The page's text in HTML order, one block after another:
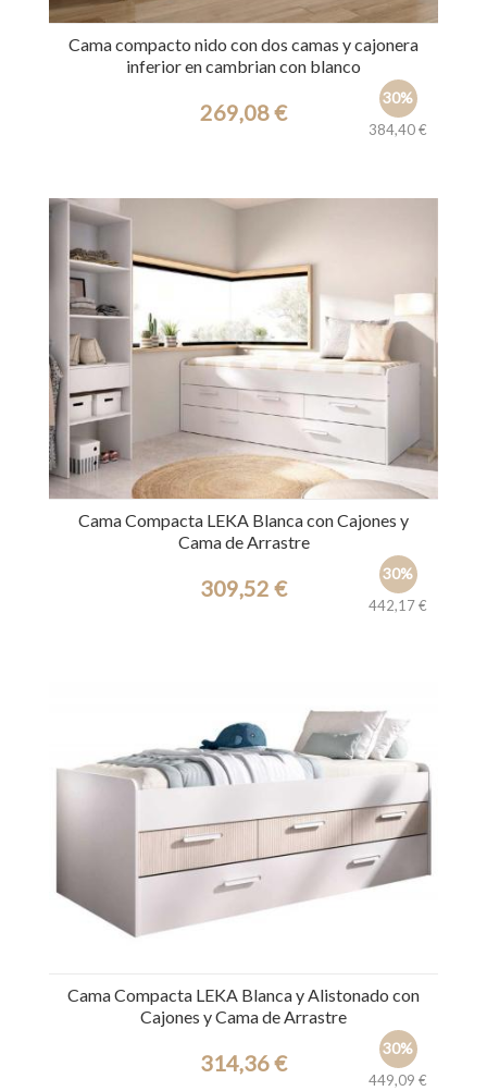
Cama compacto nido con dos camas y cajonera
inferior en cambrian con blanco
30%
384,40 €
269,08 €
Cama Compacta LEKA Blanca con Cajones y
Cama de Arrastre
30%
442,17 €
309,52 €
Cama Compacta LEKA Blanca y Alistonado con
Cajones y Cama de Arrastre
30%
449,09 €
314,36 €